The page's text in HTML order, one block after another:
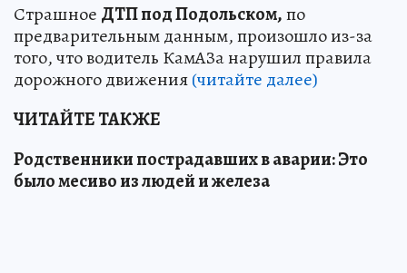
Страшное ДТП под Подольском,по
предварительным данным, произошло из-за
того, что водитель КамАЗа нарушил правила
дорожного движения(читайте далее)
ЧИТАЙТЕ ТАКЖЕ
Родственники пострадавших в аварии: Это
было месиво из людей и железа